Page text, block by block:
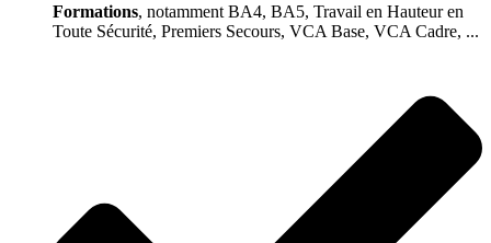
Formations, notamment BA4, BA5, Travail en Hauteur en
Toute Sécurité, Premiers Secours, VCA Base, VCA Cadre, ...